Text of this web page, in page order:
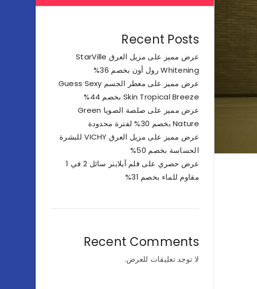
Recent Posts
عرض مميز على مزيل العرق StarVille
Whitening رول أون بخصم 36%
عرض مميز على معطر الجسم Guess Sexy
Skin Tropical Breeze بخصم 44%
عرض مميز على صلصة الصويا Green
Nature بخصم 30% لفترة محدودة
عرض مميز على مزيل العرق VICHY للبشرة
الحساسة بخصم 50%
عرض حصري على قلم آيلاينر سائل 2 في 1
مقاوم للماء بخصم 31%
Recent Comments
لا توجد تعليقات للعرض.